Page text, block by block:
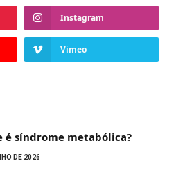
Instagram
Vimeo
é síndrome metabólica?
DE 2026